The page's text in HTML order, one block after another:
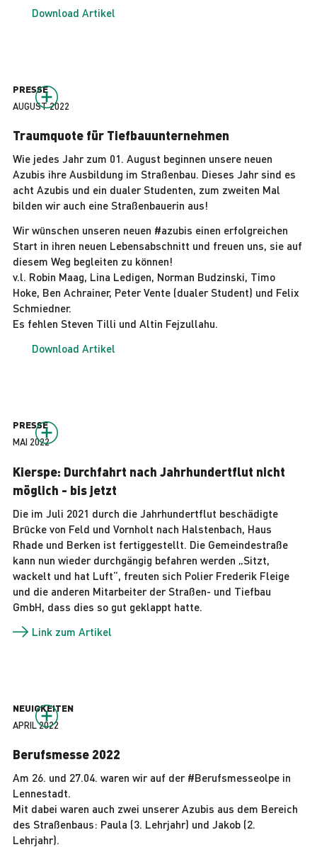
Download Artikel
PRESSE
AUGUST 2022
Traumquote für Tiefbauunternehmen
Wie jedes Jahr zum 01. August beginnen unsere neuen
Azubis ihre Ausbildung im Straßenbau. Dieses Jahr sind es
acht Azubis und ein dualer Studenten, zum zweiten Mal
bilden wir auch eine Straßenbauerin aus!
Wir wünschen unseren neuen #azubis einen erfolgreichen
Start in ihren neuen Lebensabschnitt und freuen uns, sie auf
diesem Weg begleiten zu können!
v.l. Robin Maag, Lina Ledigen, Norman Budzinski, Timo
Hoke, Ben Achrainer, Peter Vente (dualer Student) und Felix
Schmiedner.
Es fehlen Steven Tilli und Altin Fejzullahu.
Download Artikel
PRESSE
MAI 2022
Kierspe: Durchfahrt nach Jahrhundertflut nicht
möglich - bis jetzt
Die im Juli 2021 durch die Jahrhundertflut beschädigte
Brücke von Feld und Vornholt nach Halstenbach, Haus
Rhade und Berken ist fertiggestellt. Die Gemeindestraße
kann nun wieder durchgängig befahren werden „Sitzt,
wackelt und hat Luft“, freuten sich Polier Frederik Fleige
und die anderen Mitarbeiter der Straßen- und Tiefbau
GmbH, dass dies so gut geklappt hatte.
Link zum Artikel
NEUIGKEITEN
APRIL 2022
Berufsmesse 2022
Am 26. und 27.04. waren wir auf der #Berufsmesseolpe in
Lennestadt.
Mit dabei waren auch zwei unserer Azubis aus dem Bereich
des Straßenbaus: Paula (3. Lehrjahr) und Jakob (2.
Lehrjahr).